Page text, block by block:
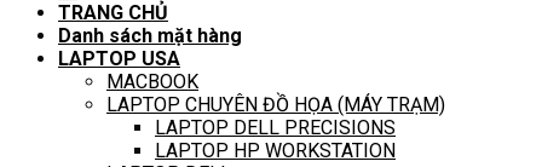
TRANG CHỦ
Danh sách mặt hàng
LAPTOP USA
MACBOOK
LAPTOP CHUYÊN ĐỒ HỌA (MÁY TRẠM)
LAPTOP DELL PRECISIONS
LAPTOP HP WORKSTATION